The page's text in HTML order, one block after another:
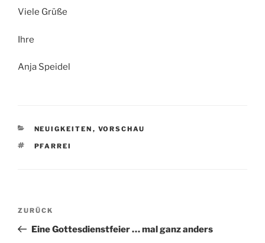
Viele Grüße
Ihre
Anja Speidel
KATEGORIEN
NEUIGKEITEN , VORSCHAU
SCHLAGWÖRTER
PFARREI
Beitragsnavigation
Vorheriger
Beitrag
ZURÜCK
Eine Gottesdienstfeier … mal ganz anders